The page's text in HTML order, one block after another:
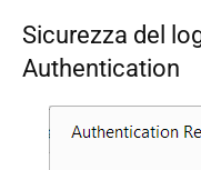
Sicurezza del
Authentication